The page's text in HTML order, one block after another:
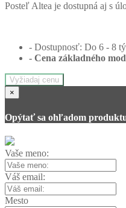
Posteľ Altea je dostupná aj s
- Dostupnosť: Do 6 - 8
- Cena základného
Vyžiadaj cenu
×
Opýtať sa ohľadom
Vaše meno:
Váš email:
Mesto